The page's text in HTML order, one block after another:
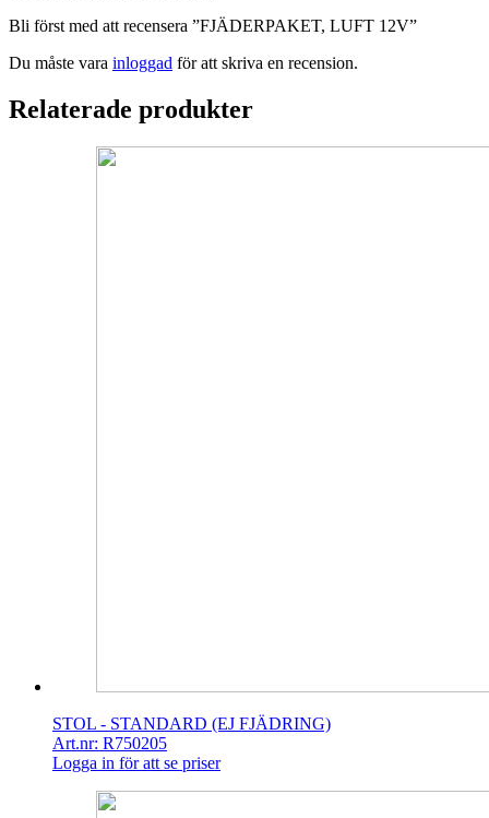
Bli först med att recensera ”FJÄDERPAKET, LUFT 12V”
Du måste vara inloggad för att skriva en recension.
Relaterade produkter
STOL - STANDARD (EJ FJÄDRING)
Art.nr: R750205
Logga in för att se priser